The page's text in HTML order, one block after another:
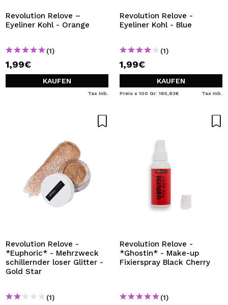
Revolution Relove –
Eyeliner Kohl - Orange
(1)
1,99€
KAUFEN
Tax Inb.
Revolution Relove -
Eyeliner Kohl - Blue
(1)
1,99€
KAUFEN
Preis x 100 Gr: 165,83€ Tax Inb.
Revolution Relove -
*Euphoric* - Mehrzweck
schillernder loser Glitter -
Gold Star
(1)
Revolution Relove -
*Ghostin* - Make-up
Fixierspray Black Cherry
(1)